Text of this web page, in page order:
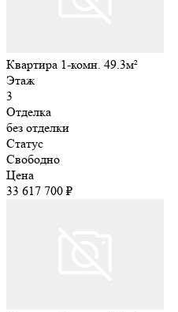
Квартира 1-комн. 49.3м²
Этаж
3
Отделка
без отделки
Статус
Свободно
Цена
33 617 700 ₽